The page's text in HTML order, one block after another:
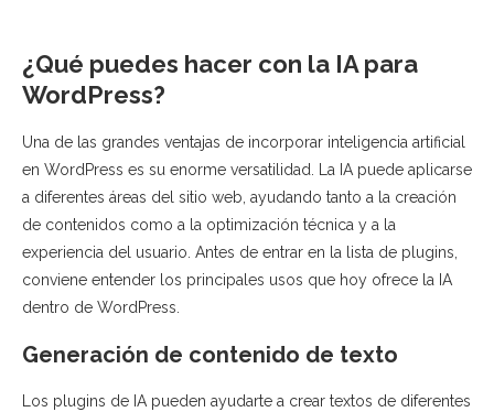
¿Qué puedes hacer con la IA para
WordPress?
Una de las grandes ventajas de incorporar inteligencia artificial
en WordPress es su enorme versatilidad. La IA puede aplicarse
a diferentes áreas del sitio web, ayudando tanto a la creación
de contenidos como a la optimización técnica y a la
experiencia del usuario. Antes de entrar en la lista de plugins,
conviene entender los principales usos que hoy ofrece la IA
dentro de WordPress.
Generación de contenido de texto
Los plugins de IA pueden ayudarte a crear textos de diferentes